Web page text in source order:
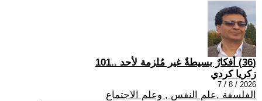
(36) أفكارٌ بسيطةٌ غير مُلزمة لأحد ..101
زكريا كردي
2026 / 8 / 7
الفلسفة ,علم النفس , وعلم الاجتماع